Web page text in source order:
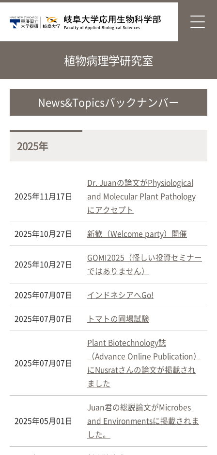
植物病理学研究室
News&Topicsバックナンバー
2025年
2025年11月17日
Dr. Juanの論文がPhysiological
and Molecular Plant Pathology
にアクセプト
2025年10月27日 新歓（Welcome party）開催
2025年10月27日
GOMI2025（怪しい投資セミナー
ではありません）
2025年07月07日 インドネシアへGo!
2025年07月07日 トマトの圃場試験
2025年07月07日
Plant Biotechnology誌
（Advance Online Publication）
にNusratさんの論文が掲載され
ました
2025年05月01日
Juan君の総説論文がMicrobes
and Environmentsに掲載されま
した。